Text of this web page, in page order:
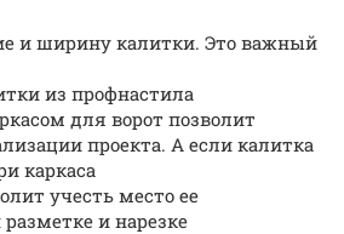
и ширину калитки. Это важный
из профнастила
для ворот позволит
проекта. А если калитка
каркаса
учесть место ее
и нарезке